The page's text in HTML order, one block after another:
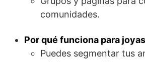
comunidades.
Por qué funciona para
Puedes segmentar tus